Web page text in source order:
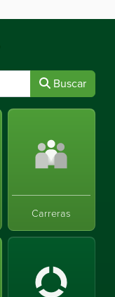
Buscar
Carreras